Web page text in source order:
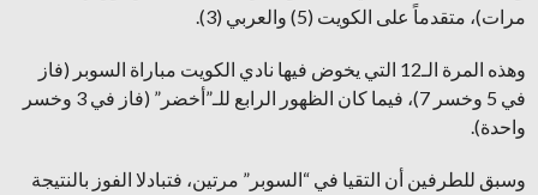
مرات)، متقدماً على الكويت (5) والعربي (3).
وهذه المرة الـ12 التي يخوض فيها نادي الكويت مباراة السوبر (فاز
في 5 وخسر 7)، فيما كان الظهور الرابع للـ”أخضر” (فاز في 3 وخسر
واحدة).
وسبق للطرفين أن التقيا في “السوبر” مرتين، فتبادلا الفوز بالنتيجة